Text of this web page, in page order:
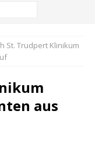
St. Trudpert Klinikum
aus